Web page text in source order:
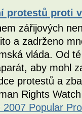
protestů proti
zářijových
a zadrženo
vláda. Od
aby mohl
protestů a
Rights
Popular